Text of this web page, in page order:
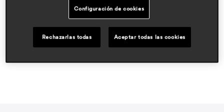
hospitality
workspace & corporate
residential
Configuración de cookies
Rechazarlas todas Aceptar todas las cookies